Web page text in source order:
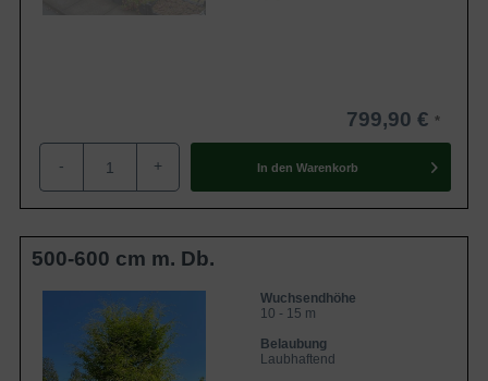
799,90 €
- + In den Warenkorb
500-600 cm m. Db.
Wuchsendhöhe
10 - 15 m
Belaubung
Laubhaftend